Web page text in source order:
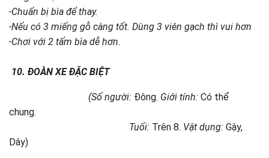
-Chuẩn bị bìa để thay.
-Nếu có 3 miếng gỗ càng tốt. Dùng 3 viên gạch thì vui hơn
-Chơi với 2 tấm bìa dễ hơn.
10. ĐOÀN XE ĐẶC BIỆT
(Số người: Đông. Giới tính: Có thể
chung.
Tuổi: Trên 8. Vật dụng: Gậy,
Dây)